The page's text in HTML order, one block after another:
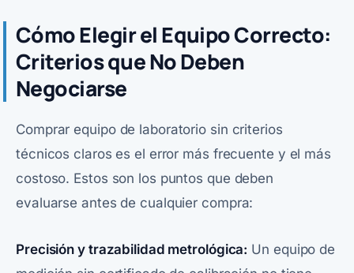
Cómo Elegir el Equipo Correcto:
Criterios que No Deben
Negociarse
Comprar equipo de laboratorio sin criterios
técnicos claros es el error más frecuente y el más
costoso. Estos son los puntos que deben
evaluarse antes de cualquier compra:
Precisión y trazabilidad metrológica: Un equipo de